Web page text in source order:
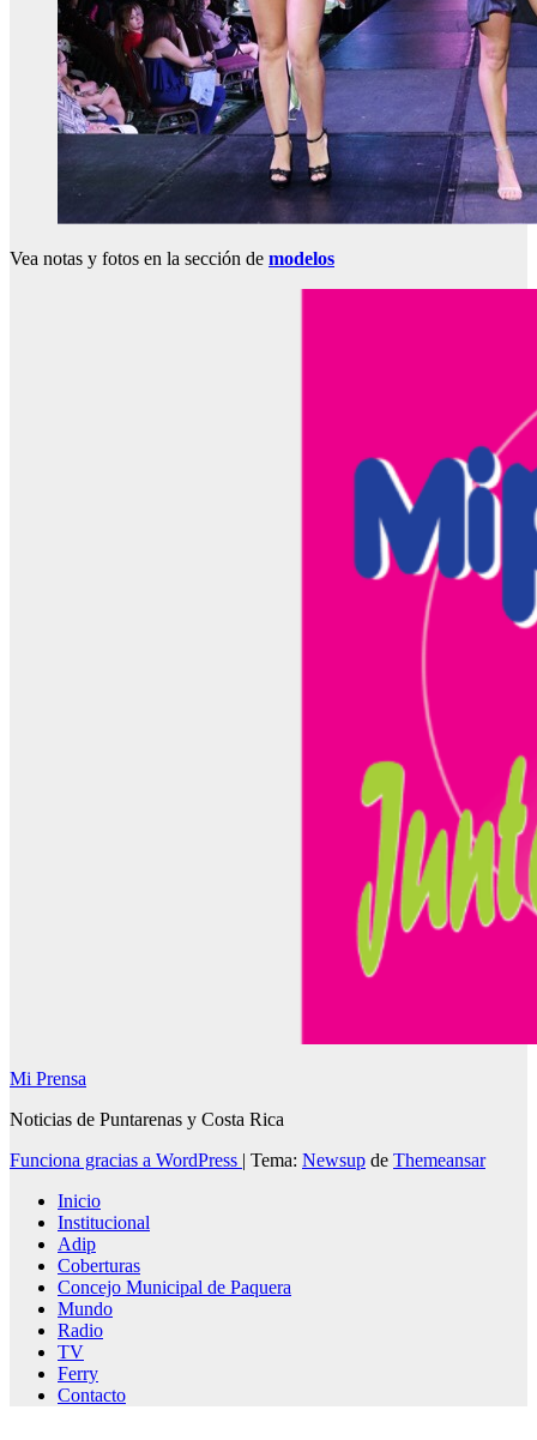
Vea notas y fotos en la sección de modelos
Mi Prensa
Noticias de Puntarenas y Costa Rica
Funciona gracias a WordPress | Tema: Newsup de Themeansar
Inicio
Institucional
Adip
Coberturas
Concejo Municipal de Paquera
Mundo
Radio
TV
Ferry
Contacto